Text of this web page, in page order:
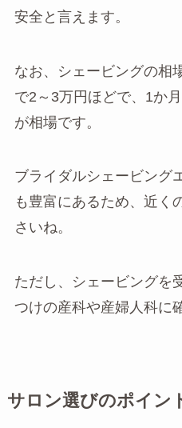
安全と言えます。
なお、シェービングの相
で2～3万円ほどで、1か
が相場です。
ブライダルシェービング
も豊富にあるため、近く
さいね。
ただし、シェービングを
つけの産科や産婦人科に
サロン選びのポイン